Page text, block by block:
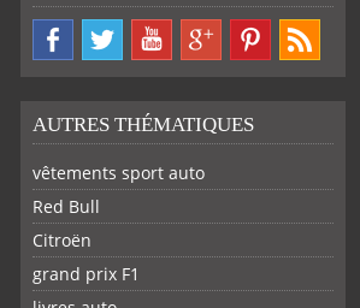
AUTRES THÉMATIQUES
vêtements sport auto
Red Bull
Citroën
grand prix F1